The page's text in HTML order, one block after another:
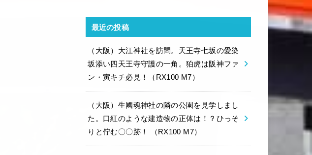
最近の投稿
（大阪）大江神社を訪問。天王寺七坂の愛染
坂添い四天王寺守護の一角。狛虎は阪神ファ
ン・寅キチ必見！（RX100 M7）
（大阪）生國魂神社の隣の公園を見学しまし
た。口紅のような建造物の正体は！？ひっそ
りと佇む〇〇跡！ （RX100 M7）